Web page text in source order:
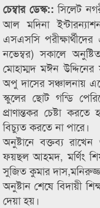
চেম্বার ডেস্ক::সিলেট
আল মদিনা
এসএসসি
নভেম্বর) সকালে
মোহাম্মদ মঈন
অপু দাসের সঞ্চালনায়
স্কুলের ছোট গন্ডি
প্রাণান্তকর চেষ্টা
বিচ্যুত করতে না পারে।
অনুষ্টানে বক্তব্য
ফয়ছল আহমদ, মর্ণিং
সুজিত কুমার
অনুষ্টান শেষে বিদায়ী
দেয়া হয়।